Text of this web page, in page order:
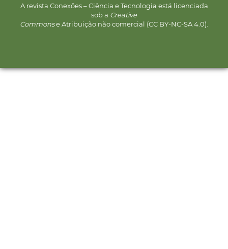
A revista Conexões – Ciência e Tecnologia está licenciada
sob a Creative
Commonse Atribuição não comercial (CC BY-NC-SA 4.0).